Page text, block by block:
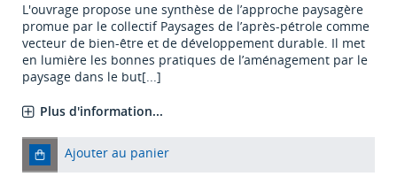
L'ouvrage propose une synthèse de l’approche paysagère
promue par le collectif Paysages de l’après-pétrole comme
vecteur de bien-être et de développement durable. Il met
en lumière les bonnes pratiques de l’aménagement par le
paysage dans le but[...]
Plus d'information...
Ajouter au panier